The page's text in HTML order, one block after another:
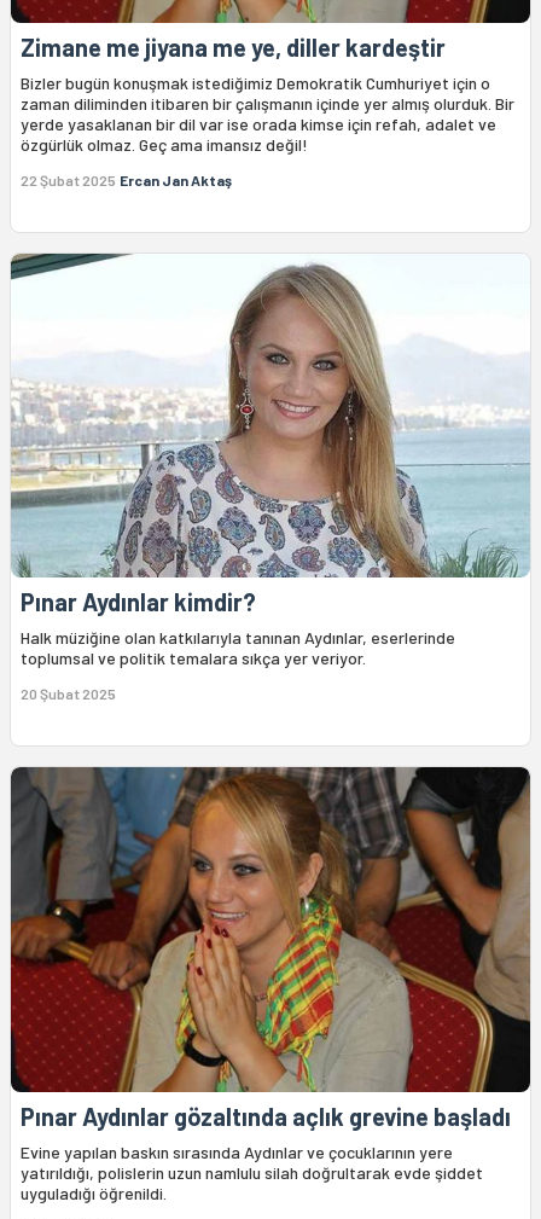
Zimane me jiyana me ye, diller kardeştir
Bizler bugün konuşmak istediğimiz Demokratik Cumhuriyet için o
zaman diliminden itibaren bir çalışmanın içinde yer almış olurduk. Bir
yerde yasaklanan bir dil var ise orada kimse için refah, adalet ve
özgürlük olmaz. Geç ama imansız değil!
22 Şubat 2025 Ercan Jan Aktaş
Pınar Aydınlar kimdir?
Halk müziğine olan katkılarıyla tanınan Aydınlar, eserlerinde
toplumsal ve politik temalara sıkça yer veriyor.
20 Şubat 2025
Pınar Aydınlar gözaltında açlık grevine başladı
Evine yapılan baskın sırasında Aydınlar ve çocuklarının yere
yatırıldığı, polislerin uzun namlulu silah doğrultarak evde şiddet
uyguladığı öğrenildi.